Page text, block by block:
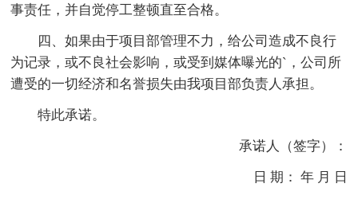
事责任，并自觉停工整顿直至合格。
四、如果由于项目部管理不力，给公司造成不良行
为记录，或不良社会影响，或受到媒体曝光的`，公司所
遭受的一切经济和名誉损失由我项目部负责人承担。
特此承诺。
承诺人（签字）：
日 期： 年 月 日